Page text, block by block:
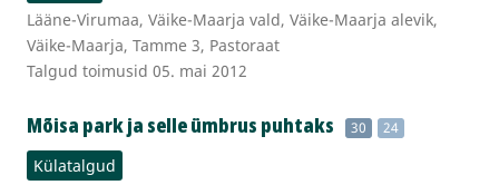
Lääne-Virumaa, Väike-Maarja vald, Väike-Maarja alevik,
Väike-Maarja, Tamme 3, Pastoraat
Talgud toimusid 05. mai 2012
Mõisa park ja selle ümbrus puhtaks 30 24
Külatalgud